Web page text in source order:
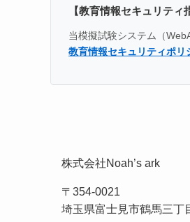
【教育情報セキュリティ
当模擬試験システム（
教育情報セキュリティポリ
株式会社Noah’s ark
〒354-0021
埼玉県富士見市鶴馬三丁